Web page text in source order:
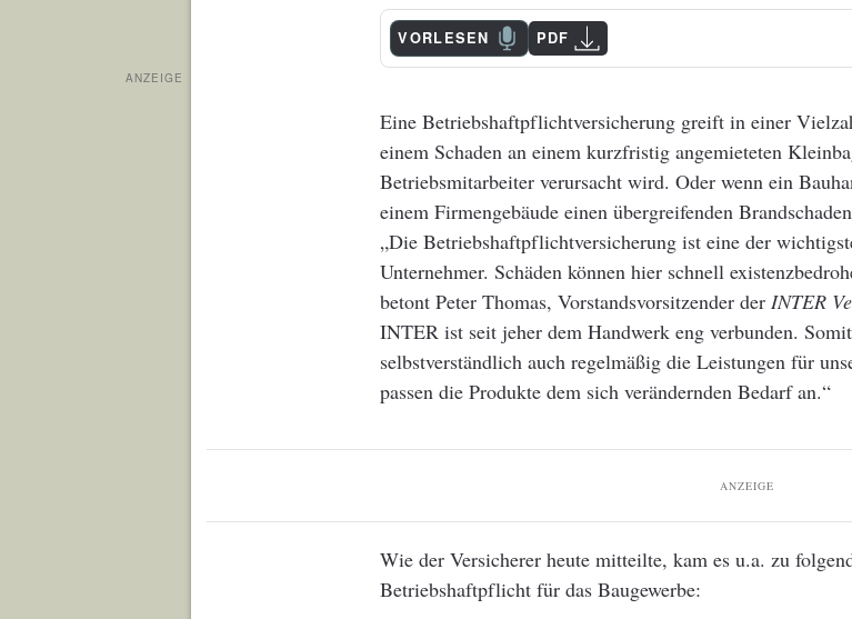
VORLESEN PDF
Eine Betriebshaftpflichtversicherung greift in einer
einem Schaden an einem kurzfristig angemieteten
Betriebsmitarbeiter verursacht wird. Oder wenn ein
einem Firmengebäude einen übergreifenden
„Die Betriebshaftpflichtversicherung ist eine der
Unternehmer. Schäden können hier schnell
betont Peter Thomas, Vorstandsvorsitzender der INTER
INTER ist seit jeher dem Handwerk eng verbunden.
selbstverständlich auch regelmäßig die Leistungen für
passen die Produkte dem sich verändernden Bedarf an.“
ANZEIGE
Wie der Versicherer heute mitteilte, kam es u.a. zu
Betriebshaftpflicht für das Baugewerbe:
ANZEIGE